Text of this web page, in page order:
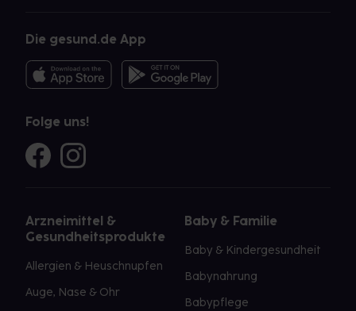
Die gesund.de App
Folge uns!
Arzneimittel &
Gesundheitsprodukte
Allergien & Heuschnupfen
Auge, Nase & Ohr
Baby & Familie
Baby & Kindergesundheit
Babynahrung
Babypflege